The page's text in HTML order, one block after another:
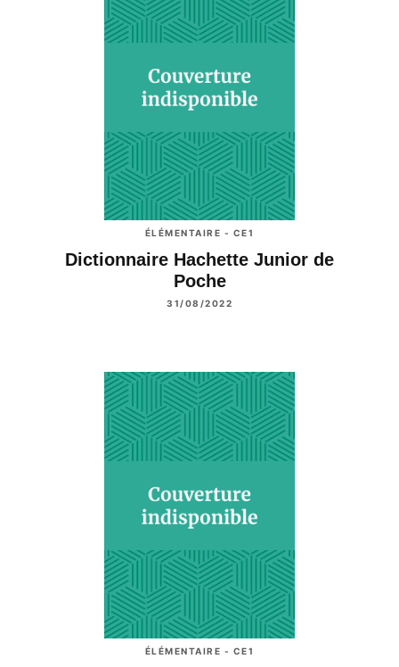
ÉLÉMENTAIRE - CE1
Dictionnaire Hachette Junior de
Poche
31/08/2022
ÉLÉMENTAIRE - CE1